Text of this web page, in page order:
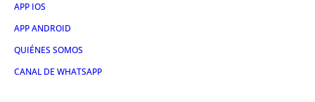
APP IOS
APP ANDROID
QUIÉNES SOMOS
CANAL DE WHATSAPP